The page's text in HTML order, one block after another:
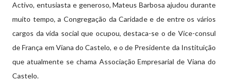
Activo, entusiasta e generoso, Mateus Barbosa ajudou durante
muito tempo, a Congregação da Caridade e de entre os vários
cargos da vida social que ocupou, destaca-se o de Vice-consul
de França em Viana do Castelo, e o de Presidente da Instituição
que atualmente se chama Associação Empresarial de Viana do
Castelo.